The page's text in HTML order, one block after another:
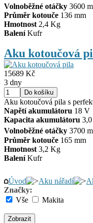
Volnoběžné otáčky 3600
Průměr kotouče 136 mm
Hmotnost 2,4 Kg
BaleníKufr
Aku kotoučová
15689 Kč
3 dny
Aku kotoučová pila s
Napětí akumulátoru 18 V
Kapacita akumulátoru
Volnoběžné otáčky 3700
Průměr kotouče 165 mm
Hmotnost 3,2 Kg
BaleníKufr
Úvod Aku nářadí
Značky:
Vše
Makita
Zobrazit